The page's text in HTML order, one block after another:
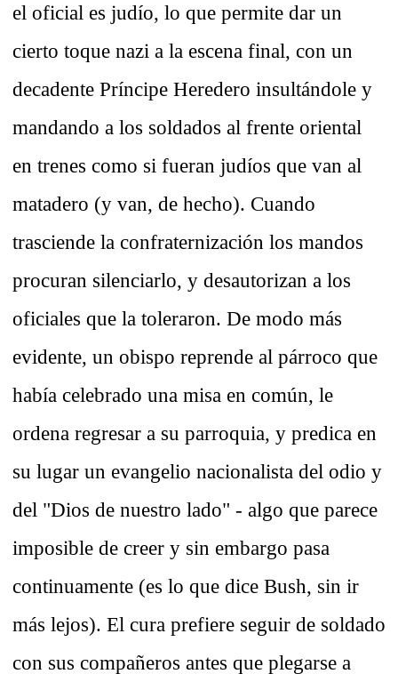
el oficial es judío, lo que permite dar un
cierto toque nazi a la escena final, con un
decadente Príncipe Heredero insultándole y
mandando a los soldados al frente oriental
en trenes como si fueran judíos que van al
matadero (y van, de hecho). Cuando
trasciende la confraternización los mandos
procuran silenciarlo, y desautorizan a los
oficiales que la toleraron. De modo más
evidente, un obispo reprende al párroco que
había celebrado una misa en común, le
ordena regresar a su parroquia, y predica en
su lugar un evangelio nacionalista del odio y
del "Dios de nuestro lado" - algo que parece
imposible de creer y sin embargo pasa
continuamente (es lo que dice Bush, sin ir
más lejos). El cura prefiere seguir de soldado
con sus compañeros antes que plegarse a